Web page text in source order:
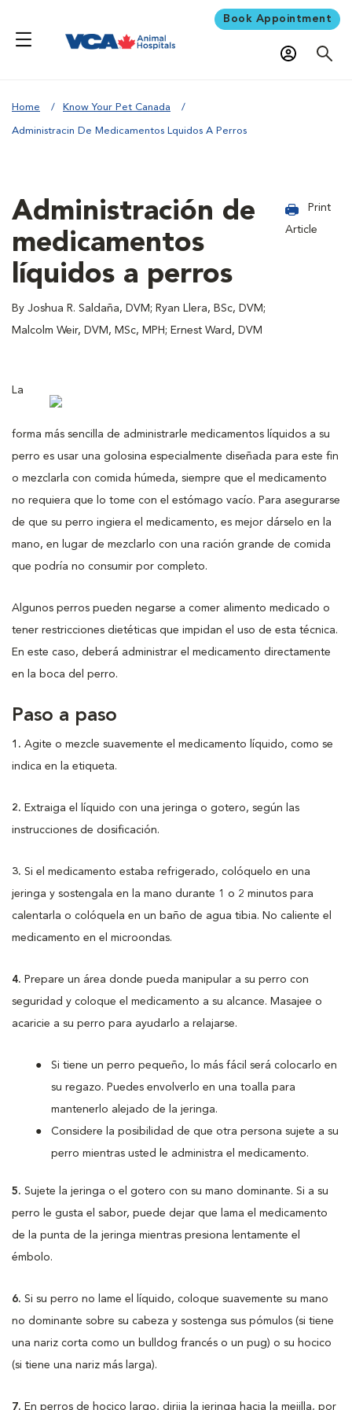
Book Appointment
Home Know Your Pet Canada
Administracin De Medicamentos Lquidos A Perros
Administración de
medicamentos
líquidos a perros
By Joshua R. Saldaña, DVM; Ryan Llera, BSc, DVM;
Malcolm Weir, DVM, MSc, MPH; Ernest Ward, DVM
Print
Article
La
forma más sencilla de administrarle medicamentos líquidos a su
perro es usar una golosina especialmente diseñada para este fin
o mezclarla con comida húmeda, siempre que el medicamento
no requiera que lo tome con el estómago vacío. Para asegurarse
de que su perro ingiera el medicamento, es mejor dárselo en la
mano, en lugar de mezclarlo con una ración grande de comida
que podría no consumir por completo.
Algunos perros pueden negarse a comer alimento medicado o
tener restricciones dietéticas que impidan el uso de esta técnica.
En este caso, deberá administrar el medicamento directamente
en la boca del perro.
Paso a paso
1. Agite o mezcle suavemente el medicamento líquido, como se
indica en la etiqueta.
2. Extraiga el líquido con una jeringa o gotero, según las
instrucciones de dosificación.
3. Si el medicamento estaba refrigerado, colóquelo en una
jeringa y sostengala en la mano durante 1 o 2 minutos para
calentarla o colóquela en un baño de agua tibia. No caliente el
medicamento en el microondas.
4. Prepare un área donde pueda manipular a su perro con
seguridad y coloque el medicamento a su alcance. Masajee o
acaricie a su perro para ayudarlo a relajarse.
Si tiene un perro pequeño, lo más fácil será colocarlo en
su regazo. Puedes envolverlo en una toalla para
mantenerlo alejado de la jeringa.
Considere la posibilidad de que otra persona sujete a su
perro mientras usted le administra el medicamento.
5. Sujete la jeringa o el gotero con su mano dominante. Si a su
perro le gusta el sabor, puede dejar que lama el medicamento
de la punta de la jeringa mientras presiona lentamente el
émbolo.
6. Si su perro no lame el líquido, coloque suavemente su mano
no dominante sobre su cabeza y sostenga sus pómulos (si tiene
una nariz corta como un bulldog francés o un pug) o su hocico
(si tiene una nariz más larga).
7. En perros de hocico largo, dirija la jeringa hacia la mejilla, por